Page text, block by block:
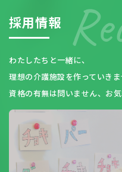
採用情報
わたしたちと一緒に、
理想の介護施設を作っていきま
資格の有無は問いません、お気